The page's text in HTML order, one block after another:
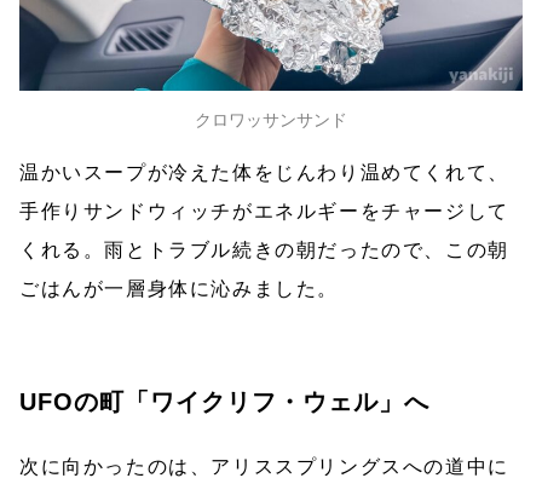
クロワッサンサンド
温かいスープが冷えた体をじんわり温めてくれて、
手作りサンドウィッチがエネルギーをチャージして
くれる。雨とトラブル続きの朝だったので、この朝
ごはんが一層身体に沁みました。
UFOの町「ワイクリフ・ウェル」へ
次に向かったのは、アリススプリングスへの道中に